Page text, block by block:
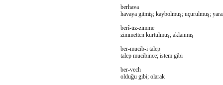
berhava
havaya gitmiş; kaybolmuş; uçurulmuş;
berî-üz-zimme
zimmetten kurtulmuş; aklanmış
ber-mucib-i talep
talep mucibince; istem gibi
ber-vech
olduğu gibi; olarak